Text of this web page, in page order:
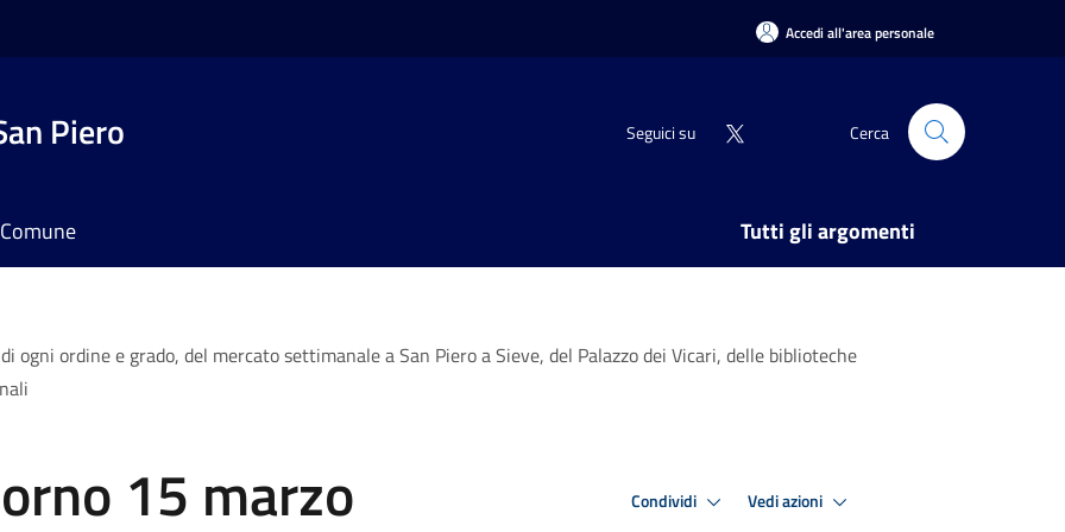
Accedi all'area personale
Piero Seguici su Cerca
Tutti gli argomenti
ogni ordine e grado, del mercato settimanale a San Piero a Sieve, del Palazzo dei Vicari, delle biblioteche
15 marzo Condividi Vedi azioni